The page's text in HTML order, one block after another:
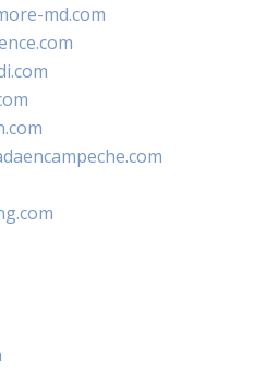
md.com